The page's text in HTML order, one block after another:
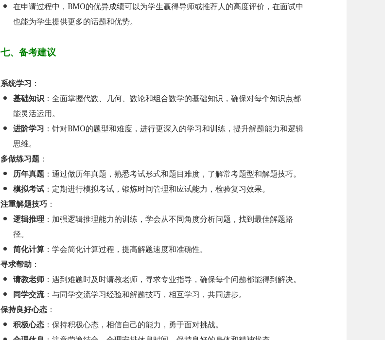
在申请过程中，BMO的优异成绩可以为学生赢得导师或推荐人的高度评价，在面试中
也能为学生提供更多的话题和优势。
七、备考建议
系统学习 ：
基础知识：全面掌握代数、几何、数论和组合数学的基础知识，确保对每个知识点都
能灵活运用。
进阶学习 ：针对BMO的题型和难度，进行更深入的学习和训练，提升解题能力和逻辑
思维。
多做练习题 ：
历年真题：通过做历年真题，熟悉考试形式和题目难度，了解常考题型和解题技巧。
模拟考试：定期进行模拟考试，锻炼时间管理和应试能力，检验复习效果。
注重解题技巧 ：
逻辑推理 ：加强逻辑推理能力的训练，学会从不同角度分析问题，找到最佳解题路
径。
简化计算：学会简化计算过程，提高解题速度和准确性。
寻求帮助 ：
请教老师：遇到难题时及时请教老师，寻求专业指导，确保每个问题都能得到解决。
同学交流：与同学交流学习经验和解题技巧，相互学习，共同进步。
保持良好心态 ：
积极心态：保持积极心态，相信自己的能力，勇于面对挑战。